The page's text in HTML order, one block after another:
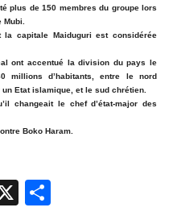
plus de 150 membres du groupe lors
capitale Maiduguri est considérée
ont accentué la division du pays le
millions d’habitants, entre le nord
Etat islamique, et le sud chrétien.
changeait le chef d’état-major des
Boko Haram.
X